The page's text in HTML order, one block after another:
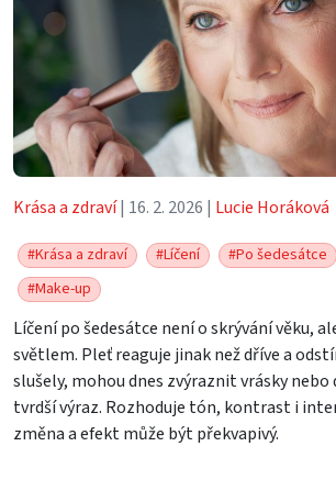
Krása a zdraví| 16. 2. 2026 | Lucie Horáková
#Krása a zdraví #Líčení #Po šedesátce
#Make-up
Líčení po šedesátce není o skrývání věku,
světlem. Pleť reaguje jinak než dříve a
slušely, mohou dnes zvýraznit vrásky
tvrdší výraz. Rozhoduje tón, kontrast i
změna a efekt může být překvapivý.